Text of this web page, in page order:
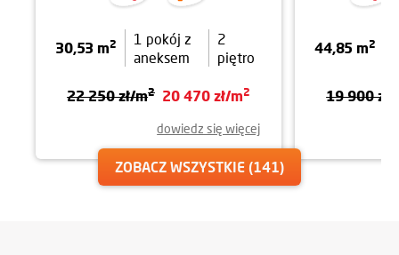
30,53 m2
1 pokój z
aneksem
2
piętro
22 250 zł/m2 20 470 zł/m2
dowiedz się więcej
44,85 m2
19 900 zł/
ZOBACZ WSZYSTKIE (141)